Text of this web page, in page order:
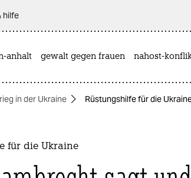
hilfe
anhalt gewalt gegen frauen nahost-
in der Ukraine Rüstungshilfe für die
für die Ukraine